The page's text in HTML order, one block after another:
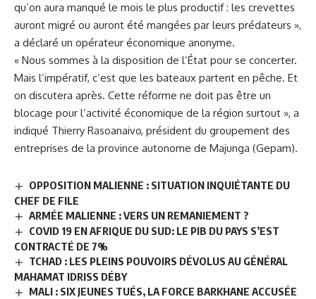
qu’on aura manqué le mois le plus productif : les crevettes
auront migré ou auront été mangées par leurs prédateurs »,
a déclaré un opérateur économique anonyme.
« Nous sommes à la disposition de l’État pour se concerter.
Mais l’impératif, c’est que les bateaux partent en pêche. Et
on discutera après. Cette réforme ne doit pas être un
blocage pour l’activité économique de la région surtout », a
indiqué Thierry Rasoanaivo, président du groupement des
entreprises de la province autonome de Majunga (Gepam).
OPPOSITION MALIENNE : SITUATION INQUIÉTANTE DU
CHEF DE FILE
ARMÉE MALIENNE : VERS UN REMANIEMENT ?
COVID 19 EN AFRIQUE DU SUD: LE PIB DU PAYS S’EST
CONTRACTÉ DE 7%
TCHAD : LES PLEINS POUVOIRS DÉVOLUS AU GÉNÉRAL
MAHAMAT IDRISS DÉBY
MALI : SIX JEUNES TUÉS, LA FORCE BARKHANE ACCUSÉE